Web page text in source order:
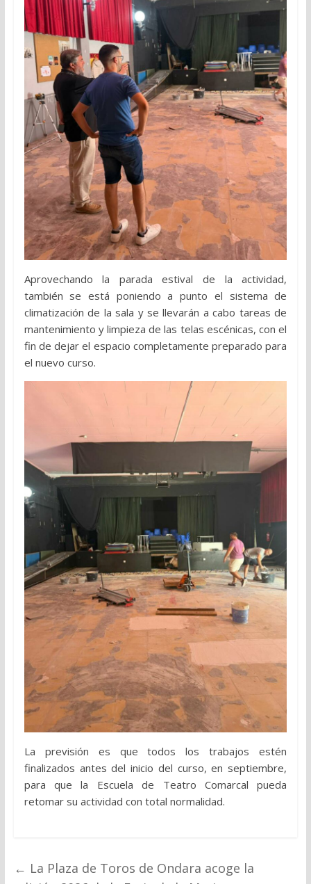
Aprovechando la parada estival de la actividad,
también se está poniendo a punto el sistema de
climatización de la sala y se llevarán a cabo tareas de
mantenimiento y limpieza de las telas escénicas, con el
fin de dejar el espacio completamente preparado para
el nuevo curso.
La previsión es que todos los trabajos estén
finalizados antes del inicio del curso, en septiembre,
para que la Escuela de Teatro Comarcal pueda
retomar su actividad con total normalidad.
← La Plaza de Toros de Ondara acoge la